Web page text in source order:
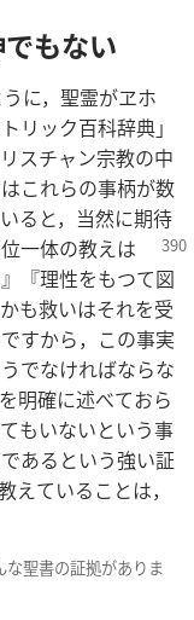
もない
に，聖霊がヱホ
リック百科辞典」
スチャン宗教の中
これらの事柄が数
ると，当然に期待
一体の教えは
『理性をもつて図
も救いはそれを受
すから，この事実
でなければならな
明確に述べておら
もいないという事
あるという強い証
えていることは，
聖書の証拠がありま